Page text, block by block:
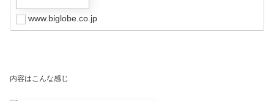
www.biglobe.co.jp
内容はこんな感じ